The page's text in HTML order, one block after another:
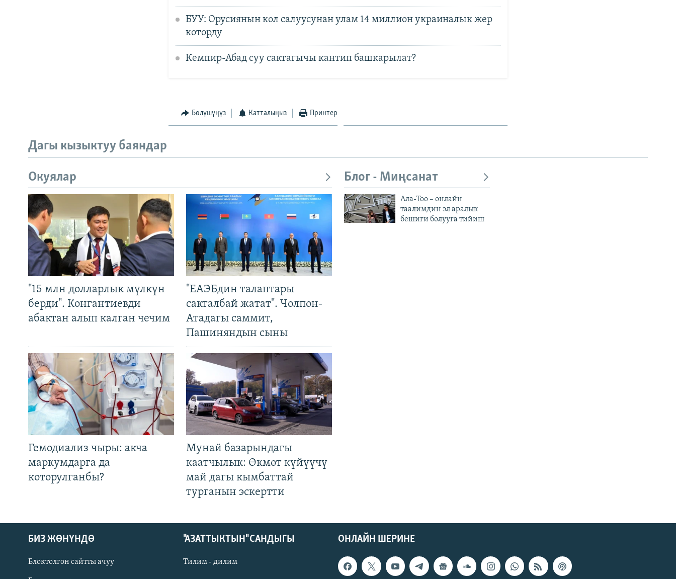
БУУ: Орусиянын кол салуусунан улам 14 миллион украиналык жер
которду
Кемпир-Абад суу сактагычы кантип башкарылат?
Бөлүшүңүз Катталыңыз Принтер
Дагы кызыктуу баяндар
Окуялар
"15 млн долларлык мүлкүн
берди". Конгантиевди
абактан алып калган чечим
"ЕАЭБдин талаптары
сакталбай жатат". Чолпон-
Атадагы саммит,
Пашиняндын сыны
Гемодиализ чыры: акча
маркумдарга да
которулганбы?
Мунай базарындагы
каатчылык: Өкмөт күйүүчү
май дагы кымбаттай
турганын эскертти
Блог - Миңсанат
Ала-Тоо – онлайн
таалимдин эл аралык
бешиги болууга тийиш
ОНЛАЙН ШЕРИНЕ
БИЗ ЖӨНҮНДӨ
Блоктолгон сайтты ачуу
"АЗАТТЫКТЫН" САНДЫГЫ
Тилим - дилим